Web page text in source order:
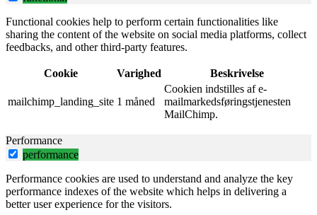
Functional cookies help to perform certain functionalities like
sharing the content of the website on social media platforms, collect
feedbacks, and other third-party features.
Cookie Varighed Beskrivelse
mailchimp_landing_site 1 måned
Cookien indstilles af e-
mailmarkedsføringstjenesten
MailChimp.
Performance
performance
Performance cookies are used to understand and analyze the key
performance indexes of the website which helps in delivering a
better user experience for the visitors.